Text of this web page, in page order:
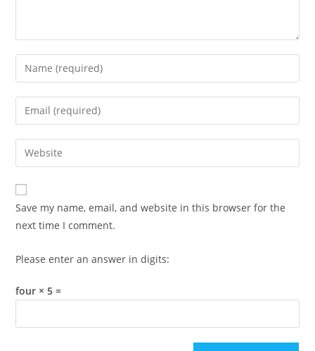
Enter
your
name
comment
Enter
your
email
address
comment
Enter
your
website
URL
(optional)
Save my name, email, and website in this browser for the
next time I comment.
Please enter an answer in digits:
four × 5 =